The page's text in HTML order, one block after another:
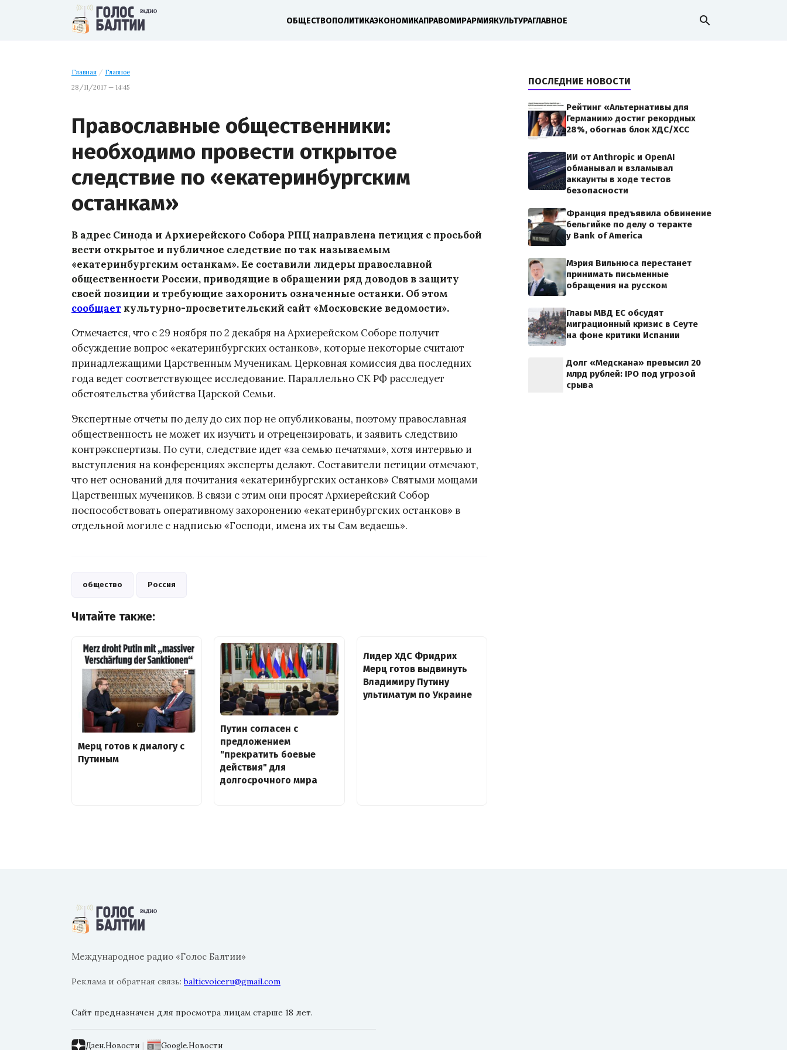
ОБЩЕСТВОПОЛИТИКАЭКОНОМИКАПРАВОМИРАРМИЯКУЛЬТУРАГЛАВНОЕ search
Главная / Главное
28/11/2017 — 14:45
Православные общественники:
необходимо провести открытое
следствие по «екатеринбургским
останкам»
В адрес Синода и Архиерейского Собора РПЦ направлена петиция с просьбой
вести открытое и публичное следствие по так называемым
«екатеринбургским останкам». Ее составили лидеры православной
общественности России, приводящие в обращении ряд доводов в защиту
своей позиции и требующие захоронить означенные останки. Об этом
сообщает культурно-просветительский сайт «Московские ведомости».
Отмечается, что с 29 ноября по 2 декабря на Архиерейском Соборе получит
обсуждение вопрос «екатеринбургских останков», которые некоторые считают
принадлежащими Царственным Мученикам. Церковная комиссия два последних
года ведет соответствующее исследование. Параллельно СК РФ расследует
обстоятельства убийства Царской Семьи.
Экспертные отчеты по делу до сих пор не опубликованы, поэтому православная
общественность не может их изучить и отрецензировать, и заявить следствию
контрэкспертизы. По сути, следствие идет «за семью печатями», хотя интервью и
выступления на конференциях эксперты делают. Составители петиции отмечают,
что нет оснований для почитания «екатеринбургских останков» Святыми мощами
Царственных мучеников. В связи с этим они просят Архиерейский Собор
поспособствовать оперативному захоронению «екатеринбургских останков» в
отдельной могиле с надписью «Господи, имена их ты Сам ведаешь».
общество Россия
Читайте также:
Мерц готов к диалогу с
Путиным
Путин согласен с
предложением
"прекратить боевые
действия" для
долгосрочного мира
Лидер ХДС Фридрих
Мерц готов выдвинуть
Владимиру Путину
ультиматум по Украине
ПОСЛЕДНИЕ НОВОСТИ
Рейтинг «Альтернативы для
Германии» достиг рекордных
28%, обогнав блок ХДС/ХСС
ИИ от Anthropic и OpenAI
обманывал и взламывал
аккаунты в ходе тестов
безопасности
Франция предъявила обвинение
бельгийке по делу о теракте
у Bank of America
Мэрия Вильнюса перестанет
принимать письменные
обращения на русском
Главы МВД ЕС обсудят
миграционный кризис в Сеуте
на фоне критики Испании
Долг «Медскана» превысил 20
млрд рублей: IPO под угрозой
срыва
Международное радио «Голос Балтии»
Реклама и обратная связь:balticvoiceru@gmail.com
Сайт предназначен для просмотра лицам старше 18 лет.
Дзен.Новости | Google.Новости